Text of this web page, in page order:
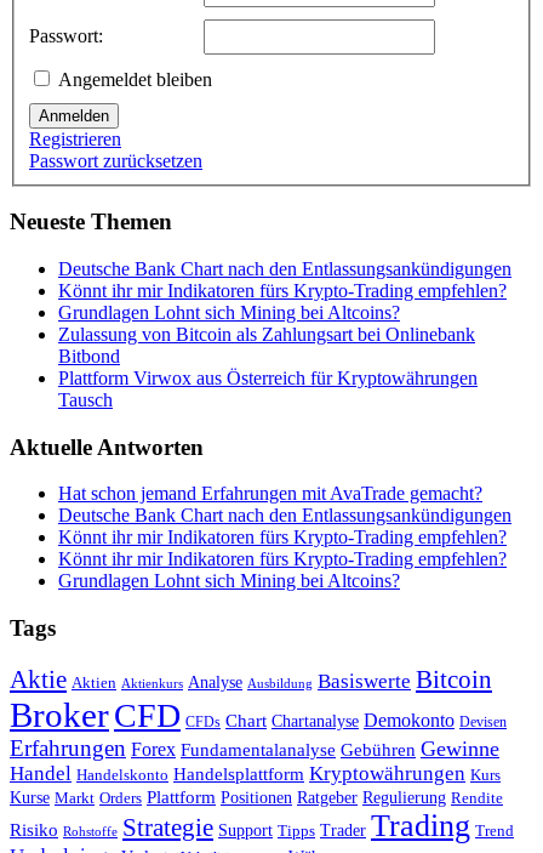
Passwort:
Angemeldet bleiben
Anmelden
Registrieren
Passwort zurücksetzen
Neueste Themen
Deutsche Bank Chart nach den Entlassungsankündigungen
Könnt ihr mir Indikatoren fürs Krypto-Trading empfehlen?
Grundlagen Lohnt sich Mining bei Altcoins?
Zulassung von Bitcoin als Zahlungsart bei Onlinebank
Bitbond
Plattform Virwox aus Österreich für Kryptowährungen
Tausch
Aktuelle Antworten
Hat schon jemand Erfahrungen mit AvaTrade gemacht?
Deutsche Bank Chart nach den Entlassungsankündigungen
Könnt ihr mir Indikatoren fürs Krypto-Trading empfehlen?
Könnt ihr mir Indikatoren fürs Krypto-Trading empfehlen?
Grundlagen Lohnt sich Mining bei Altcoins?
Tags
Aktie Aktien Aktienkurs Analyse Ausbildung Basiswerte Bitcoin
BrokerCFD CFDs Chart Chartanalyse Demokonto Devisen
Erfahrungen Forex Fundamentalanalyse Gebühren Gewinne
Handel Handelskonto Handelsplattform Kryptowährungen Kurs
Kurse Markt Orders Plattform Positionen Ratgeber Regulierung Rendite
Risiko Rohstoffe Strategie Support Tipps Trader Trading Trend